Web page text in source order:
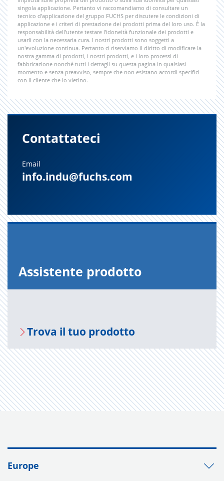
singola applicazione. Pertanto vi raccomandiamo di consultare un
tecnico d’applicazione del gruppo FUCHS per discutere le condizioni di
applicazione e i criteri di prestazione dei prodotti prima del loro uso. È la
responsabilità dell’utente testare l’idoneità funzionale dei prodotti e
usarli con la necessaria cura. I nostri prodotti sono soggetti a
un'evoluzione continua. Pertanto ci riserviamo il diritto di modificare la
nostra gamma di prodotti, i nostri prodotti, e i loro processi di
fabbricazione nonché tutti i dettagli su questa pagina in qualsiasi
momento e senza preavviso, sempre che non esistano accordi specifici
con il cliente che lo vietino.
Contattateci
Email
info.indu@fuchs.com
As­si­sten­te pro­dot­to
Trova il tuo pro­dot­to
Europe